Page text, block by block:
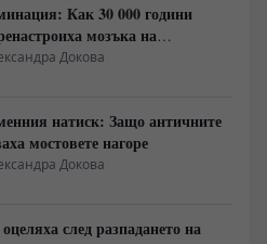
Как 30 000 години
мозъка на
Докова
натиск: Защо античните
мостовете нагоре
Докова
след разпадането на